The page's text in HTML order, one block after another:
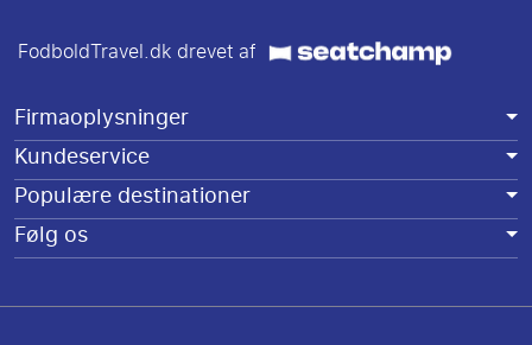
FodboldTravel.dk drevet af
Firmaoplysninger
Kundeservice
Populære destinationer
Følg os